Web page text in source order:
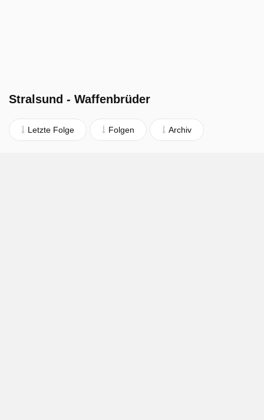
Stralsund - Waffenbrüder
Letzte Folge Folgen Archiv